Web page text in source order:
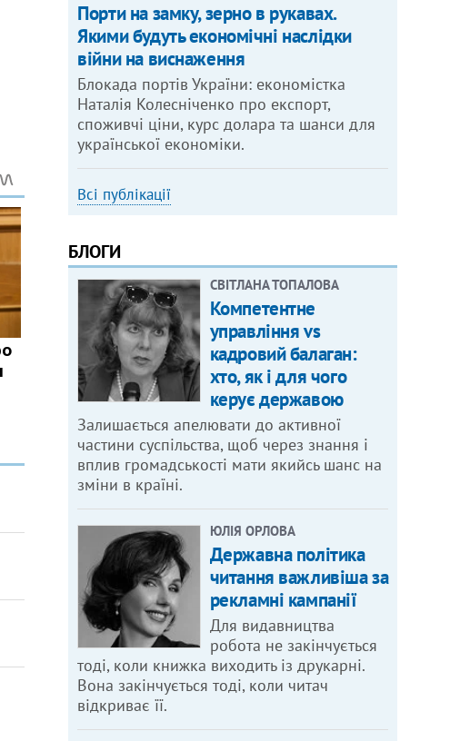
Порти на замку, зерно в рукавах.
Якими будуть економічні наслідки
війни на виснаження
Блокада портів України: економістка
Наталія Колесніченко про експорт,
споживчі ціни, курс долара та шанси для
української економіки.
Всі публікації
БЛОГИ
СВІТЛАНА ТОПАЛОВА
Компетентне
управління vs
кадровий балаган:
хто, як і для чого
керує державою
Залишається апелювати до активної
частини суспільства, щоб через знання і
вплив громадськості мати якийсь шанс на
зміни в країні.
ЮЛІЯ ОРЛОВА
Державна політика
читання важливіша за
рекламні кампанії
Для видавництва
робота не закінчується
тоді, коли книжка виходить із друкарні.
Вона закінчується тоді, коли читач
відкриває її.